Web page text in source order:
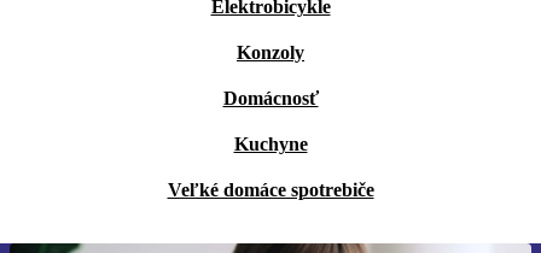
Elektrobicykle
Konzoly
Domácnosť
Kuchyne
Veľké domáce spotrebiče